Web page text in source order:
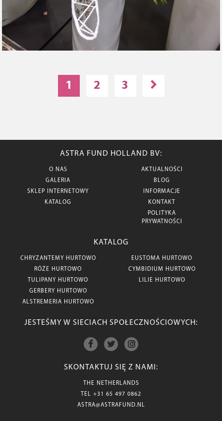
1 2 3
ASTRA FUND HOLLAND BV:
O NAS
GALERIA
SKLEP INTERNETOWY
KATALOG
AKTUALNOŚCI
BLOG
INFORMACJE
KONTAKT
POLITYKA
PRYWATNOŚCI
KATALOG
CHRYZANTEMY HURTOWO
RÓŻE HURTOWO
TULIPANY HURTOWO
GERBERY HURTOWO
ALSTREMERIA HURTOWO
EUSTOMA HURTOWO
CYMBIDIUM HURTOWO
LILIE HURTOWO
JESTEŚMY W SIECIACH SPOŁECZNOŚCIOWYCH:
SKONTAKTUJ SIĘ Z NAMI:
THE NETHERLANDS
TEL +31 65 497 0862
ASTRA@ASTRAFUND.NL